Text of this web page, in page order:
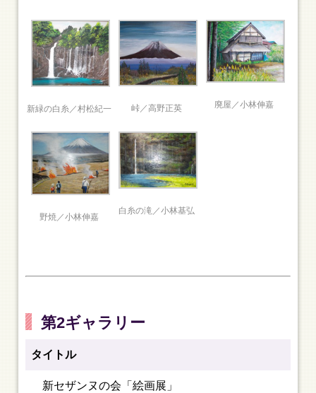
新緑の白糸／村松紀一 峠／高野正英 廃屋／小林伸嘉
野焼／小林伸嘉
白糸の滝／小林基弘
第2ギャラリー
タイトル
新セザンヌの会「絵画展」